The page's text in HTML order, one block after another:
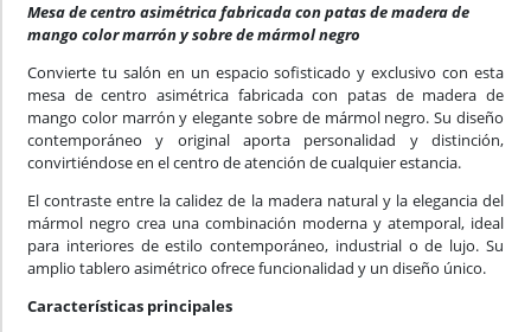
Mesa de centro asimétrica fabricada con patas de madera de
mango color marrón y sobre de mármol negro
Convierte tu salón en un espacio sofisticado y exclusivo con esta
mesa de centro asimétrica fabricada con patas de madera de
mango color marrón y elegante sobre de mármol negro. Su diseño
contemporáneo y original aporta personalidad y distinción,
convirtiéndose en el centro de atención de cualquier estancia.
El contraste entre la calidez de la madera natural y la elegancia del
mármol negro crea una combinación moderna y atemporal, ideal
para interiores de estilo contemporáneo, industrial o de lujo. Su
amplio tablero asimétrico ofrece funcionalidad y un diseño único.
Características principales